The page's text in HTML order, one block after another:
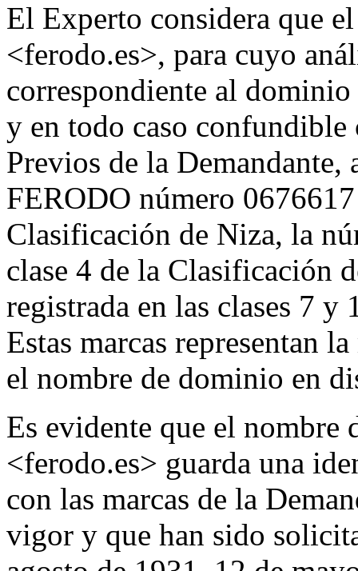
El Experto considera que
<ferodo.es>, para cuyo
correspondiente al
y en todo caso confundible
Previos de la Demandante,
FERODO número
Clasificación de Niza, la
clase 4 de la Clasificación
registrada en las clases 7
Estas marcas representan
el nombre de dominio en
Es evidente que el nombre
<ferodo.es> guarda una
con las marcas de la
vigor y que han sido